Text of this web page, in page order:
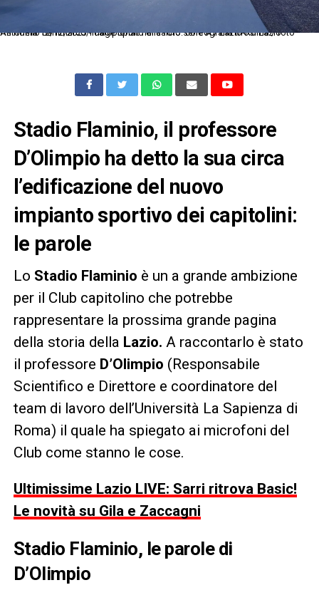
As Roma 12/12/2023 - campionato di calcio serie A / Lazio-Roma / foto Antonello Sammarco/Image Sport nella foto: coreografia tifosi Lazio
Stadio Flaminio, il professore
D’Olimpio ha detto la sua circa
l’edificazione del nuovo
impianto sportivo dei capitolini:
le parole
Lo Stadio Flaminio è un a grande ambizione
per il Club capitolino che potrebbe
rappresentare la prossima grande pagina
della storia della Lazio. A raccontarlo è stato
il professore D’Olimpio (Responsabile
Scientifico e Direttore e coordinatore del
team di lavoro dell’Università La Sapienza di
Roma) il quale ha spiegato ai microfoni del
Club come stanno le cose.
Ultimissime Lazio LIVE: Sarri ritrova Basic!
Le novità su Gila e Zaccagni
Stadio Flaminio, le parole di
D’Olimpio